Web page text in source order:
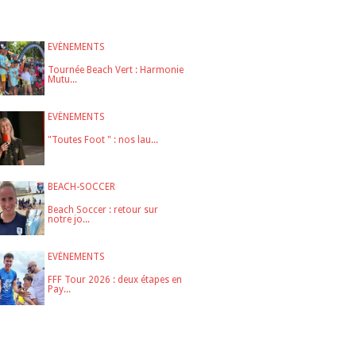
EVÉNEMENTS
Tournée Beach Vert : Harmonie
Mutu...
EVÉNEMENTS
"Toutes Foot " : nos lau...
BEACH-SOCCER
Beach Soccer : retour sur
notre jo...
EVÉNEMENTS
FFF Tour 2026 : deux étapes en
Pay...